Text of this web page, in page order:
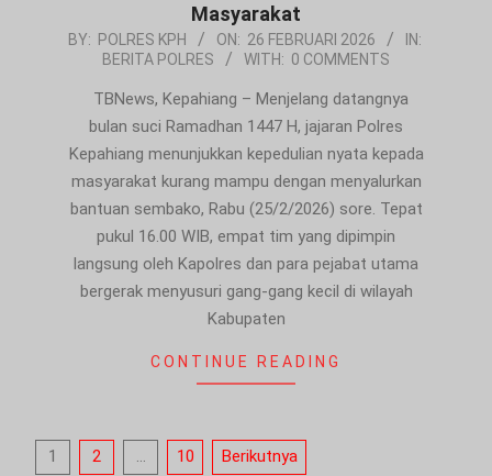
Masyarakat
2026-
BY: POLRES KPH ON: 26 FEBRUARI 2026
IN:
BERITA POLRES
WITH: 0 COMMENTS
TBNews, Kepahiang – Menjelang datangnya
bulan suci Ramadhan 1447 H, jajaran Polres
Kepahiang menunjukkan kepedulian nyata kepada
masyarakat kurang mampu dengan menyalurkan
bantuan sembako, Rabu (25/2/2026) sore. Tepat
pukul 16.00 WIB, empat tim yang dipimpin
langsung oleh Kapolres dan para pejabat utama
bergerak menyusuri gang-gang kecil di wilayah
Kabupaten
CONTINUE READING
Paginasi
1 2 … 10 Berikutnya